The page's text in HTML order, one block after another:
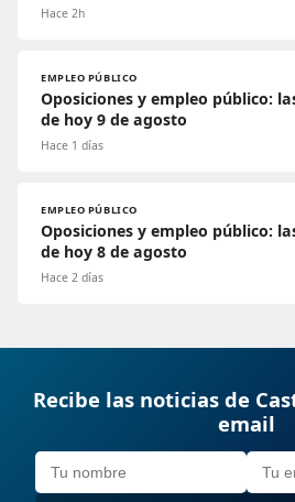
Hace 2h
EMPLEO PÚBLICO
Oposiciones y empleo público:
de hoy 9 de agosto
Hace 1 días
EMPLEO PÚBLICO
Oposiciones y empleo público:
de hoy 8 de agosto
Hace 2 días
Recibe las noticias de
email